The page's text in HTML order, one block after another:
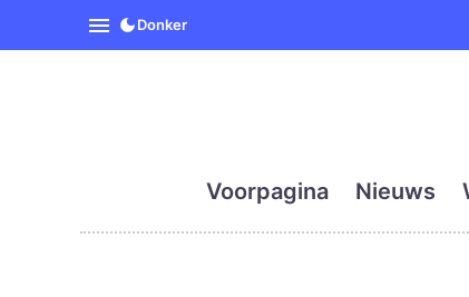
SpanjeVandaag is de
Donker
Voorpagina Nieuws